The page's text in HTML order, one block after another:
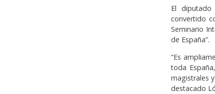
El
convertido
Seminario
de España”.
“Es
toda
magistrales
destacado